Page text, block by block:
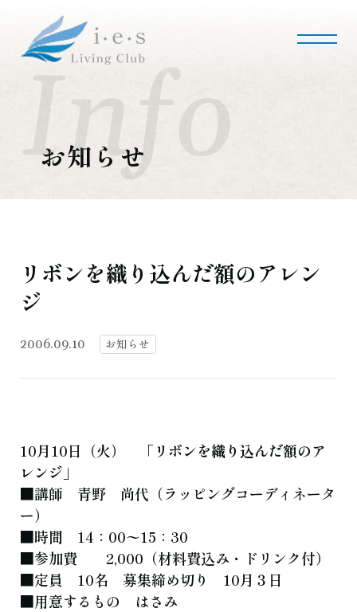
お知らせ
リボンを織り込んだ額のアレン
ジ
2006.09.10 お知らせ
10月10日（火） 「 リボンを織り込んだ額のア
レンジ 」
■講師 青野 尚代（ラッピングコーディネータ
ー）
■時間 14：00〜15：30
■参加費 2,000（材料費込み・ドリンク付）
■定員 10名 募集締め切り 10月３日
■用意するもの はさみ
i・e・sリビング倶楽部について
事業内容
会社概要
施工事例・実績
マンションリノベーション
よくある質問 お知らせ ブログ